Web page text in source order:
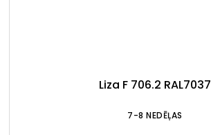
Liza F 706.2 RAL7037
7-8 NEDĒĻAS